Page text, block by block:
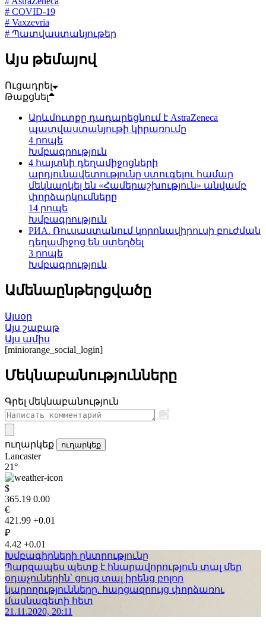
# COVID-19
# Vaxzevria
# Պատվաստանյութեր
Այս թեմայով
Ուցադրել
Թաքցնել
Արևմուտքը դադարեցնում է AstraZeneca
պատվաստանյութի կիրառումը
4 րոպե
Խմբագրություն
4 հայտնի դեղամիջոցների
արդյունավետությունը ստուգելու համար
մեկնարկել են «Համերաշխություն» անվամբ
փորձարկումները
14 րոպե
Խմբագրություն
РИА. Ռուսաստանում կորոնավիրուսի բուժման
դեղամիջոց են ստեղծել
3 րոպե
Խմբագրություն
Ամենաընթերցվածը
Այսօր
Այս շաբաթ
Այս ամիս
[miniorange_social_login]
Մեկնաբանությունները
Գրել մեկնաբանություն
ուղարկեք ուղարկեք
Lancaster
21°
$
365.19 0.00
€
421.99 +0.01
₽
4.42 +0.01
Խմբագիրների ընտրությունը
Պարզապես պետք է հնարավորություն տալ մեր
օդաչուներին՝ ցույց տալ իրենց բոլոր
կարողությունները. հարցազրույց փորձառու
մասնագետի հետ
21.11.2020, 20:11